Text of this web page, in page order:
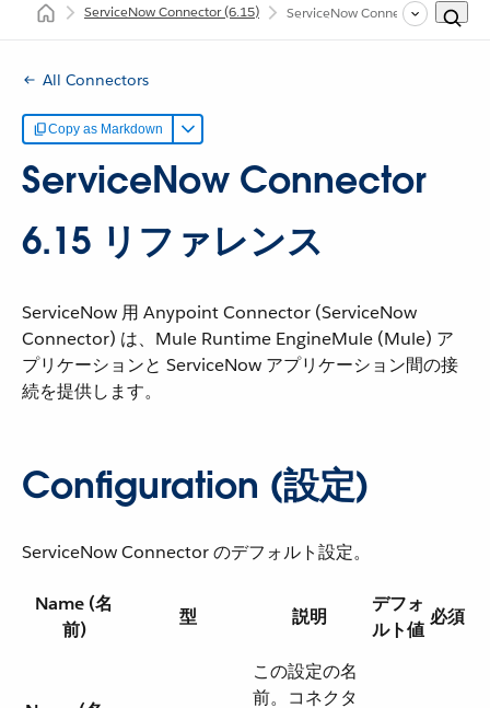
ServiceNow Connector(6.15) ServiceNow Connector リファレ
All Connectors
Copy as Markdown
ServiceNow Connector
6.15 リファレンス
ServiceNow 用 Anypoint Connector (ServiceNow
Connector) は、Mule Runtime EngineMule (Mule) ア
プリケーションと ServiceNow アプリケーション間の接
続を提供します。
Configuration (設定)
ServiceNow Connector のデフォルト設定。
Name (名
前)
型 説明
デフォ
ルト値
必須
この設定の名
前。コネクタ